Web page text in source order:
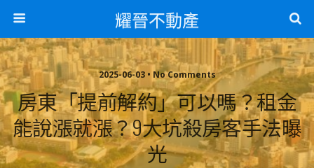
耀晉不動產
2025-06-03 • No Comments
房東「提前解約」可以嗎？租金
能說漲就漲？9大坑殺房客手法曝
光